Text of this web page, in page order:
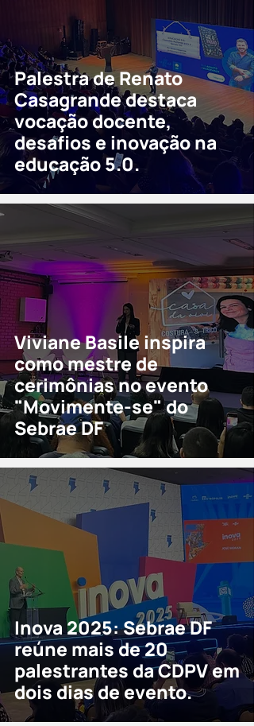
Palestra de Renato
Casagrande destaca
vocação docente,
desafios e inovação na
educação 5.0.
Viviane Basile inspira
como mestre de
cerimônias no evento
"Movimente-se" do
Sebrae DF
Inova 2025: Sebrae DF
reúne mais de 20
palestrantes da CDPV em
dois dias de evento.